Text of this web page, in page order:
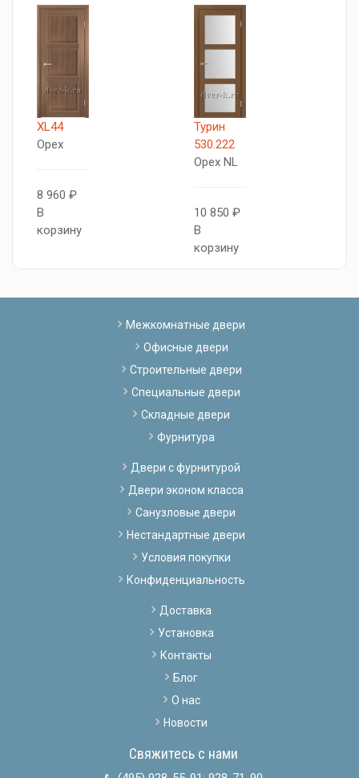
XL44
Орех
8 960 ₽
В
корзину
Турин
530.222
Орех NL
10 850 ₽
В
корзину
Межкомнатные двери
Офисные двери
Строительные двери
Специальные двери
Складные двери
Фурнитура
Двери с фурнитурой
Двери эконом класса
Санузловые двери
Нестандартные двери
Условия покупки
Конфиденциальность
Доставка
Установка
Контакты
Блог
О нас
Новости
Свяжитесь с нами